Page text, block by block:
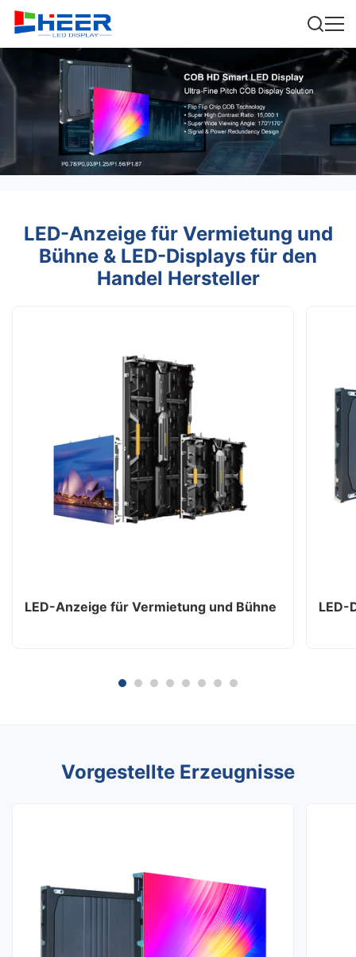
LED-Anzeige für Vermietung und
Bühne & LED-Displays für den
Handel Hersteller
LED-Anzeige für Vermietung und Bühne LED-
Vorgestellte Erzeugnisse